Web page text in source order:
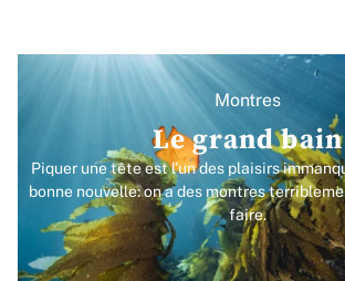
Montres
Le grand bain
Piquer une tête est l’un des plaisirs
bonne nouvelle: on a des montres
faire.